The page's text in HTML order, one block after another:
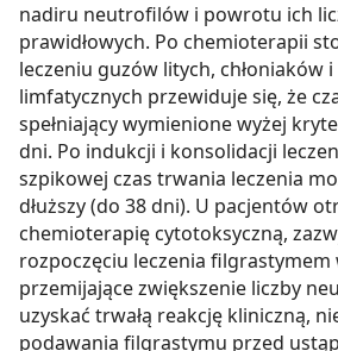
nadiru neutrofilów i powrotu ich
prawidłowych. Po chemioterapii
leczeniu guzów litych, chłoniaków i
limfatycznych przewiduje się, że
spełniający wymienione wyżej
dni. Po indukcji i konsolidacji
szpikowej czas trwania leczenia
dłuższy (do 38 dni). U pacjentów
chemioterapię cytotoksyczną,
rozpoczęciu leczenia filgrastymem
przemijające zwiększenie liczby
uzyskać trwałą reakcję kliniczną,
podawania filgrastymu przed